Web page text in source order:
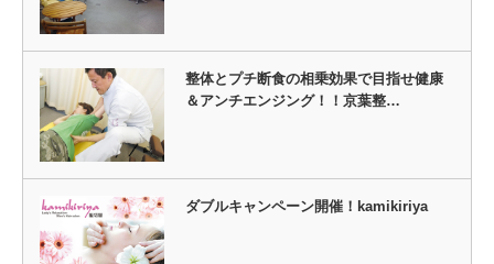
整体とプチ断食の相乗効果で目指せ健康
＆アンチエンジング！！京葉整…
ダブルキャンペーン開催！kamikiriya